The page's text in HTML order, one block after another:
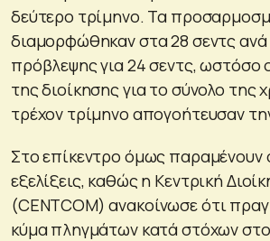
δεύτερο τρίμηνο. Τα
διαμορφώθηκαν στα 28 σεντς ανά
πρόβλεψης για 24 σεντς, ωστόσο
της διοίκησης για το σύνολο της
τρέχον τρίμηνο απογοήτευσαν
Στο επίκεντρο όμως παραμένουν
εξελίξεις, καθώς η Κεντρική
(CENTCOM) ανακοίνωσε ότι
κύμα πληγμάτων κατά στόχων στο